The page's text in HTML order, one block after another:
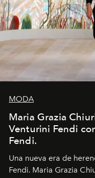
MODA
Maria Grazia
Venturini Fendi
Fendi.
Una nueva era de
Fendi. Maria Grazia